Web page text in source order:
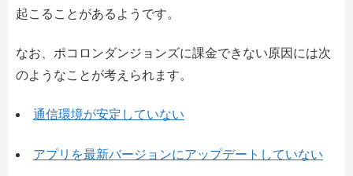
起こることがあるようです。
なお、ポコロンダンジョンズに課金できない原因には次
のようなことが考えられます。
通信環境が安定していない
アプリを最新バージョンにアップデートしていない